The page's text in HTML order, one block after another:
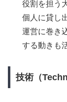
役割を担う
個人に貸し
運営に巻き
する動きも
技術（